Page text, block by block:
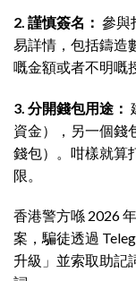
2. 謹慎簽名： 參與
易詳情，包括鑄造
嘅金額或者不明嘅
3. 分開錢包用途：
資金），另一個錢
錢包）。咁樣就算
限。
香港警方喺 2026
案，騙徒透過
升級」並索取助記